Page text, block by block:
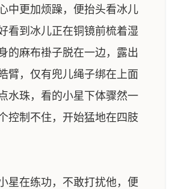
中更加烦躁，便抬头看冰儿
看到冰儿正在铜镜前梳着湿
的麻布褂子脱在一边，露出
臂，仅有兜儿绳子绑在上面
水珠，看的小星下体骤然一
控制不住，开始猛地在四肢
星在练功，不敢打扰他，便